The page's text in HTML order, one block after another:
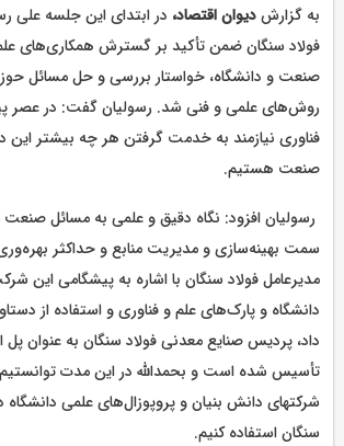
به گزارشدیوان اقتصاد، در ابتدای این جلسه علی
فولاد سنگان ضمن تأکید بر گسترش همکاری‌های
صنعت و دانشگاه، خواستار بررسی و حل مسائل
روش‌های علمی و فنی شد. رسولیان گفت: در عصر
فناوری نیازمند به خدمت گرفتن هر چه بیشتر
صنعت هستیم.
رسولیان افزود: نگاه دقیق و علمی به مسائل صنعت
سمت بهینه‌سازی و مدیریت منابع و حداکثر
مدیرعامل فولاد سنگان با اشاره به پیشگامی این
دانشگاه و پارک‌های علم و فناوری و استفاده از
داد، پردیس صنایع معدنی فولاد سنگان به عنوان پل
تأسیس شده است و بحمدالله در این مدت
شرکتهای دانش بنیان و پروپوزال‌های علمی دانشگاه
سنگان استفاده کنیم.